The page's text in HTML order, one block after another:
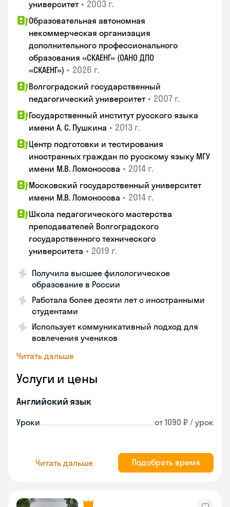
университет • 2003 г.
Образовательная автономная
некоммерческая организация
дополнительного профессионального
образования «СКАЕНГ» (ОАНО ДПО
«СКАЕНГ») • 2026 г.
Волгоградский государственный
педагогический университет • 2007 г.
Государственный институт русского языка
имени А. С. Пушкина • 2013 г.
Центр подготовки и тестирования
иностранных граждан по русскому языку МГУ
имени М.В. Ломоносова • 2014 г.
Московский государственный университет
имени М.В. Ломоносова • 2014 г.
Школа педагогического мастерства
преподавателей Волгоградского
государственного технического
университета • 2019 г.
Получила высшее филологическое
образование в России
Работала более десяти лет с иностранными
студентами
Использует коммуникативный подход для
вовлечения учеников
Читать дальше
Услуги и цены
Английский язык
Уроки от 1090 ₽ / урок
Читать дальше Подобрать время